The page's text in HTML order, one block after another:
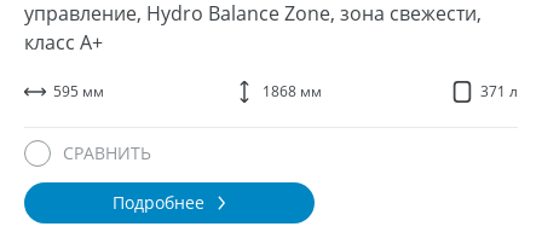
управление, Hydro Balance Zone, зона свежести,
класс A+
595 мм 1868 мм 371 л
Подробнее
СРАВНИТЬ